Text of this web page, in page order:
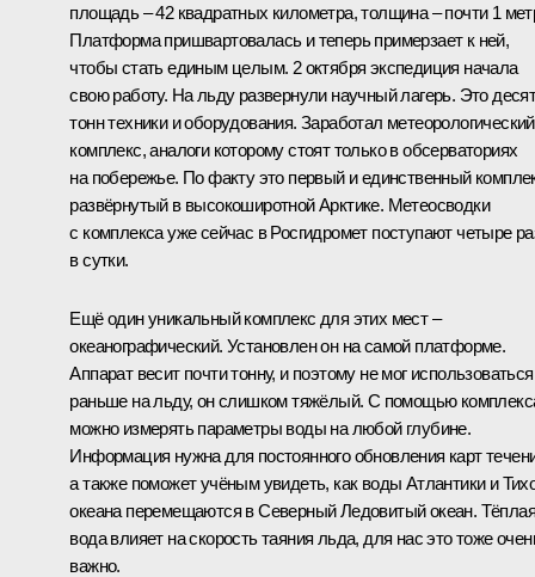
площадь – 42 квадратных километра, толщина – почти 1
Платформа пришвартовалась и теперь примерзает к ней,
чтобы стать единым целым. 2 октября экспедиция начала
свою работу. На льду развернули научный лагерь. Это
тонн техники и оборудования. Заработал метеорологический
комплекс, аналоги которому стоят только в обсерваториях
на побережье. По факту это первый и единственный
развёрнутый в высокоширотной Арктике. Метеосводки
с комплекса уже сейчас в Росгидромет поступают четыре
в сутки.
Ещё один уникальный комплекс для этих мест –
океанографический. Установлен он на самой платформе.
Аппарат весит почти тонну, и поэтому не мог использоваться
раньше на льду, он слишком тяжёлый. С помощью
можно измерять параметры воды на любой глубине.
Информация нужна для постоянного обновления карт
а также поможет учёным увидеть, как воды Атлантики и
океана перемещаются в Северный Ледовитый океан. Тёплая
вода влияет на скорость таяния льда, для нас это тоже
важно.